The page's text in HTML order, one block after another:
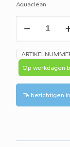
Aquaclean.
Duofix
111.308.00.5
aantal
Op werkdagen
Te bezichtigen